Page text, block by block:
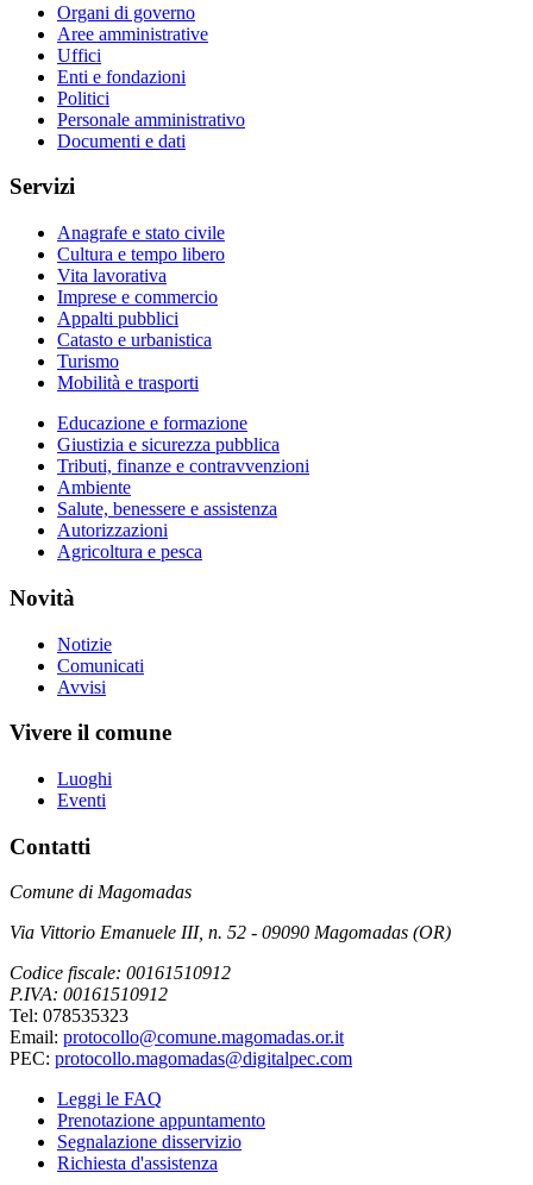
Organi di governo
Aree amministrative
Uffici
Enti e fondazioni
Politici
Personale amministrativo
Documenti e dati
Servizi
Anagrafe e stato civile
Cultura e tempo libero
Vita lavorativa
Imprese e commercio
Appalti pubblici
Catasto e urbanistica
Turismo
Mobilità e trasporti
Educazione e formazione
Giustizia e sicurezza pubblica
Tributi, finanze e contravvenzioni
Ambiente
Salute, benessere e assistenza
Autorizzazioni
Agricoltura e pesca
Novità
Notizie
Comunicati
Avvisi
Vivere il comune
Luoghi
Eventi
Contatti
Comune di Magomadas
Via Vittorio Emanuele III, n. 52 - 09090 Magomadas (OR)
Codice fiscale: 00161510912
P.IVA: 00161510912
Tel: 078535323
Email: protocollo@comune.magomadas.or.it
PEC: protocollo.magomadas@digitalpec.com
Leggi le FAQ
Prenotazione appuntamento
Segnalazione disservizio
Richiesta d'assistenza